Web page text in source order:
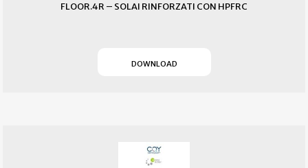
FLOOR.4R – SOLAI RINFORZATI CON HPFRC
DOWNLOAD(SI APRE IN UN NUOVO